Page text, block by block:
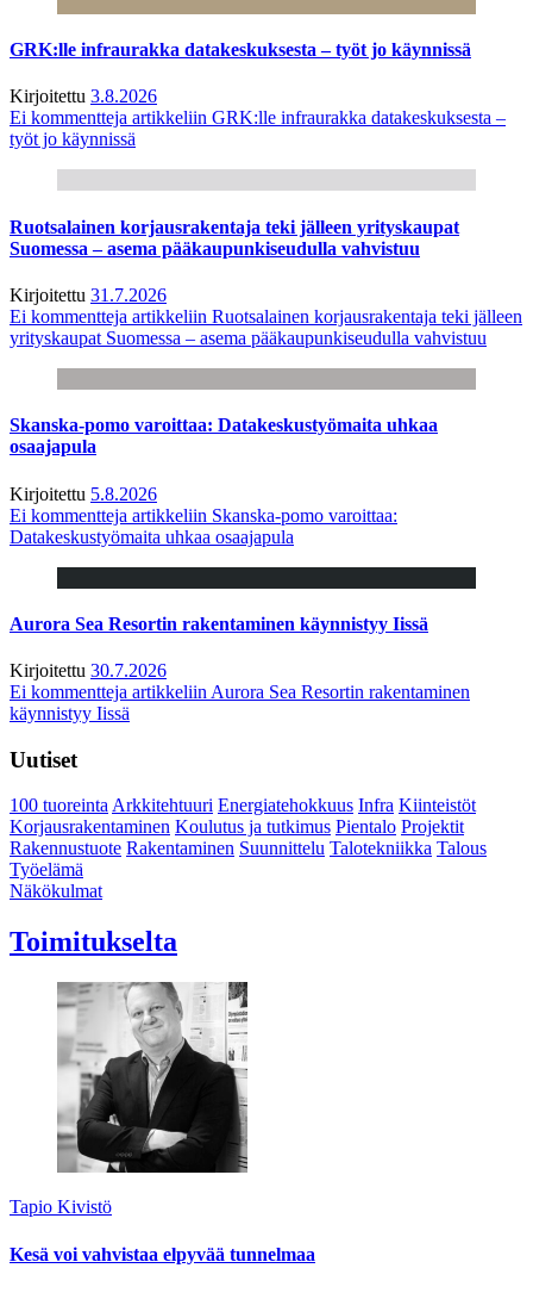
GRK:lle infraurakka datakeskuksesta – työt jo käynnissä
Kirjoitettu 3.8.2026
Ei kommentteja artikkeliin GRK:lle infraurakka datakeskuksesta –
työt jo käynnissä
Ruotsalainen korjausrakentaja teki jälleen yrityskaupat
Suomessa – asema pääkaupunkiseudulla vahvistuu
Kirjoitettu 31.7.2026
Ei kommentteja artikkeliin Ruotsalainen korjausrakentaja teki jälleen
yrityskaupat Suomessa – asema pääkaupunkiseudulla vahvistuu
Skanska-pomo varoittaa: Datakeskustyömaita uhkaa
osaajapula
Kirjoitettu 5.8.2026
Ei kommentteja artikkeliin Skanska-pomo varoittaa:
Datakeskustyömaita uhkaa osaajapula
Aurora Sea Resortin rakentaminen käynnistyy Iissä
Kirjoitettu 30.7.2026
Ei kommentteja artikkeliin Aurora Sea Resortin rakentaminen
käynnistyy Iissä
Uutiset
100 tuoreintaArkkitehtuuri Energiatehokkuus Infra Kiinteistöt
Korjausrakentaminen Koulutus ja tutkimus Pientalo Projektit
Rakennustuote Rakentaminen Suunnittelu Talotekniikka Talous
Työelämä
Näkökulmat
Toimitukselta
Tapio Kivistö
Kesä voi vahvistaa elpyvää tunnelmaa